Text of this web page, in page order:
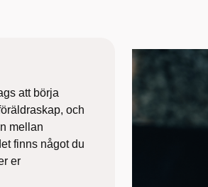
att börja
och
mellan
finns något du
er